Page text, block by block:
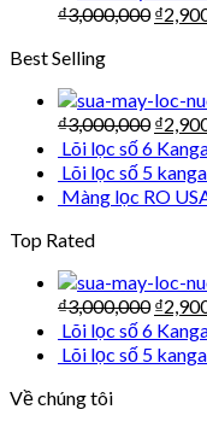
₫3,000,000 ₫
Best Selling
₫3,000,000 ₫
Lõi lọc số 6
Lõi lọc số 5
Màng lọc RO
Top Rated
₫3,000,000 ₫
Lõi lọc số 6
Lõi lọc số 5
Về chúng tôi